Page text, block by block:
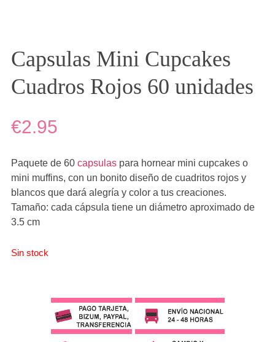
Capsulas Mini Cupcakes
Cuadros Rojos 60 unidades
€2.95
Paquete de 60 capsulaspara hornear mini cupcakes o
mini muffins, con un bonito diseño de cuadritos rojos y
blancos que dará alegría y color a tus creaciones.
Tamaño: cada cápsula tiene un diámetro aproximado de
3.5 cm
Sin stock